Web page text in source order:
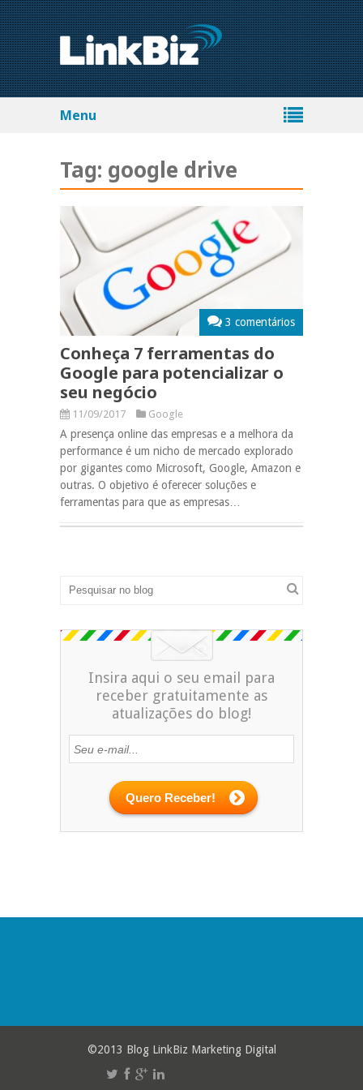
Menu
Tag: google drive
3 comentários
Conheça 7 ferramentas do
Google para potencializar o
seu negócio
11/09/2017 Google
A presença online das empresas e a melhora da
performance é um nicho de mercado explorado
por gigantes como Microsoft, Google, Amazon e
outras. O objetivo é oferecer soluções e
ferramentas para que as empresas…
Insira aqui o seu email para
receber gratuitamente as
atualizações do blog!
©2013 Blog LinkBiz Marketing Digital